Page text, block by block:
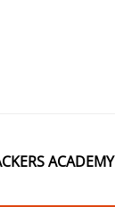
ACADEMY